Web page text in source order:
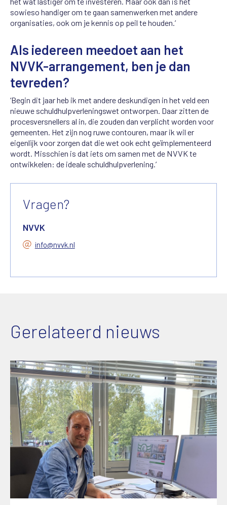
sowieso handiger om te gaan samenwerken met andere
organisaties, ook om je kennis op peil te houden.’
Als iedereen meedoet aan het
NVVK-arrangement, ben je dan
tevreden?
‘Begin dit jaar heb ik met andere deskundigen in het veld een
nieuwe schuldhulpverleningswet ontworpen. Daar zitten de
procesversnellers al in, die zouden dan verplicht worden voor
gemeenten. Het zijn nog ruwe contouren, maar ik wil er
eigenlijk voor zorgen dat die wet ook echt geïmplementeerd
wordt. Misschien is dat iets om samen met de NVVK te
ontwikkelen: de ideale schuldhulpverlening.’
Vragen?
NVVK
info@nvvk.nl
Gerelateerd nieuws